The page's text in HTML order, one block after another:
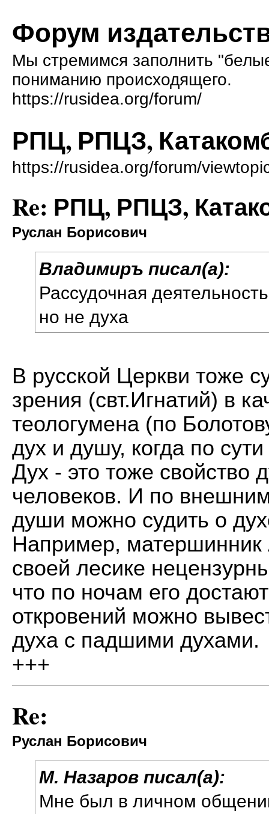
Форум
Мы стремимся заполнить
пониманию происходящего.
https://rusidea.org/forum/
РПЦ, РПЦЗ,
https://rusidea.org/forum/
Re: РПЦ, РПЦЗ,
Руслан Борисович
Владимиръ писал(а):
Рассудочная
но не духа
В русской Церкви тоже
зрения (свт.Игнатий) в
теологумена (по
дух и душу, когда по
Дух - это тоже свойство
человеков. И по
души можно судить о
Например, матершинник
своей лесике
что по ночам его
откровений можно
духа с падшими духами.
+++
Re:
Руслан Борисович
М. Назаров писал(а):
Мне был в личном